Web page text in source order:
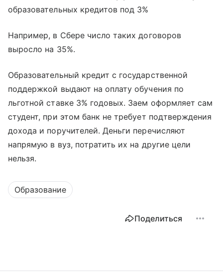
образовательных кредитов под 3%
Например, в Сбере число таких договоров
выросло на 35%.
Образовательный кредит с государственной
поддержкой выдают на оплату обучения по
льготной ставке 3% годовых. Заем оформляет сам
студент, при этом банк не требует подтверждения
дохода и поручителей. Деньги перечисляют
напрямую в вуз, потратить их на другие цели
нельзя.
Образование
Поделиться